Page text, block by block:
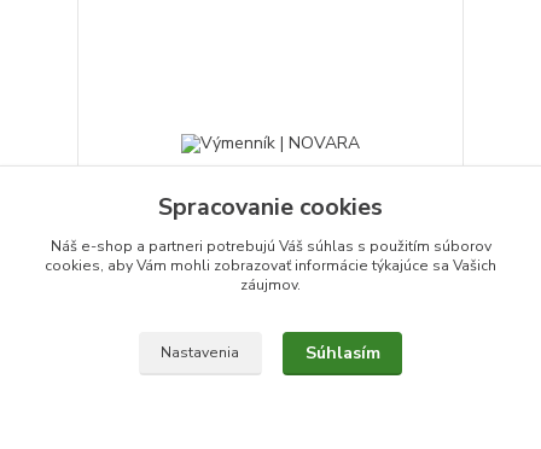
Spracovanie cookies
Náš e-shop a partneri potrebujú Váš súhlas s použitím súborov
cookies, aby Vám mohli zobrazovať informácie týkajúce sa Vašich
záujmov.
Nastavenia Súhlasím